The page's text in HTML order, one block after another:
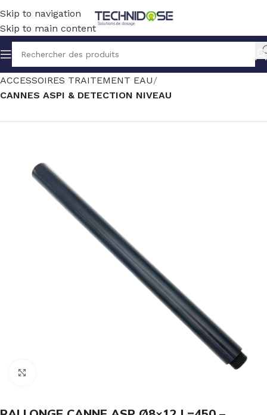
Skip to navigation
Skip to main content
Accueil TRAITEMENT EAU
ACCESSOIRES TRAITEMENT EAU
CANNES ASPI & DETECTION NIVEAU